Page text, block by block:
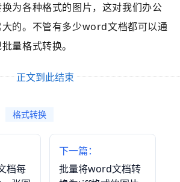
为各种格式的图片，这对我们办公
的。不管有多少word文档都可以通
量格式转换。
正文到此结束
格式转换
档每
下一篇：
批量将word文档转